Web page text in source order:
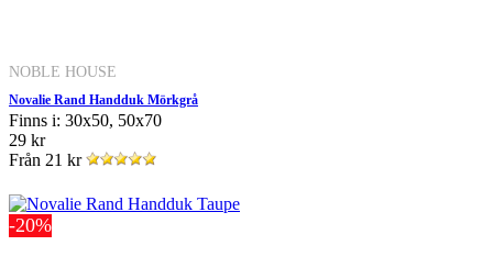
NOBLE HOUSE
Novalie Rand Handduk Mörkgrå
Finns i: 30x50, 50x70
29 kr
Från 21 kr
-20%